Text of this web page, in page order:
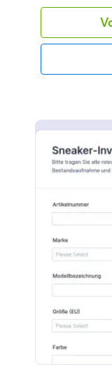
Formular-
ein und
Zahlungsportal
darunter
Sie
ansehen. Sie
für Siebdruck
Drag-And-
Integrationen
steigern -
anzuzeigen
für Siebdruck
erreichen, Ihr
Sie können